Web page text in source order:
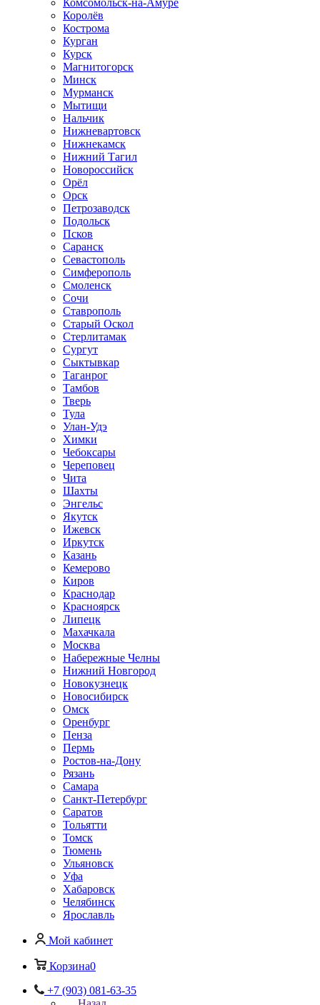
Комсомольск-на-Амуре
Королёв
Кострома
Курган
Курск
Магнитогорск
Минск
Мурманск
Мытищи
Нальчик
Нижневартовск
Нижнекамск
Нижний Тагил
Новороссийск
Орёл
Орск
Петрозаводск
Подольск
Псков
Саранск
Севастополь
Симферополь
Смоленск
Сочи
Ставрополь
Старый Оскол
Стерлитамак
Сургут
Сыктывкар
Таганрог
Тамбов
Тверь
Тула
Улан-Удэ
Химки
Чебоксары
Череповец
Чита
Шахты
Энгельс
Якутск
Ижевск
Иркутск
Казань
Кемерово
Киров
Краснодар
Красноярск
Липецк
Махачкала
Москва
Набережные Челны
Нижний Новгород
Новокузнецк
Новосибирск
Омск
Оренбург
Пенза
Пермь
Ростов-на-Дону
Рязань
Самара
Санкт-Петербург
Саратов
Тольятти
Томск
Тюмень
Ульяновск
Уфа
Хабаровск
Челябинск
Ярославль
Мой кабинет
Корзина0
+7 (903) 081-63-35